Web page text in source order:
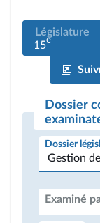
Législature
15e
Dossier
Dossier
Examiné